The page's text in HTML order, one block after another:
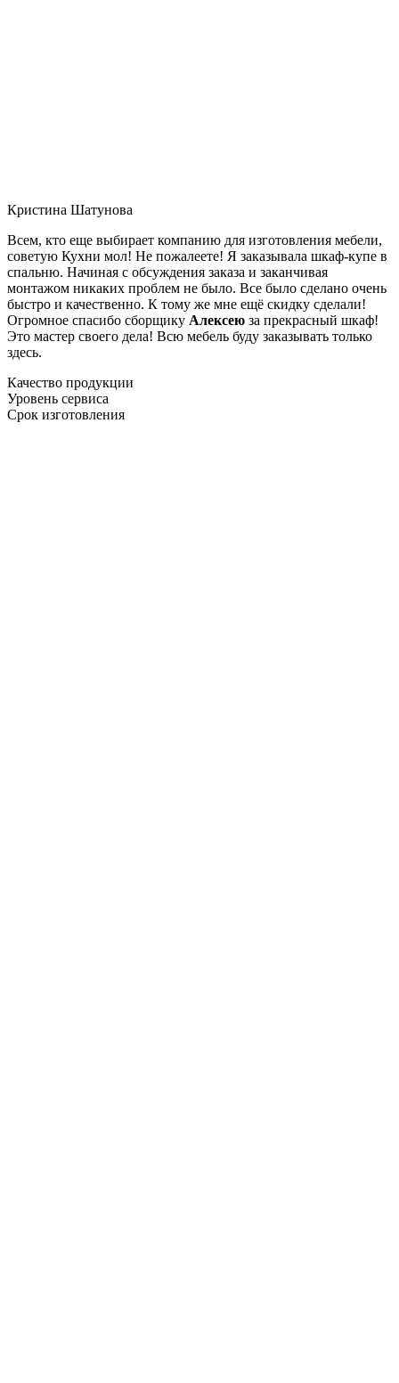
Кристина Шатунова
Всем, кто еще выбирает компанию для изготовления мебели,
советую Кухни мол! Не пожалеете! Я заказывала шкаф-купе в
спальню. Начиная с обсуждения заказа и заканчивая
монтажом никаких проблем не было. Все было сделано очень
быстро и качественно. К тому же мне ещё скидку сделали!
Огромное спасибо сборщику Алексею за прекрасный шкаф!
Это мастер своего дела! Всю мебель буду заказывать только
здесь.
Качество продукции
Уровень сервиса
Срок изготовления